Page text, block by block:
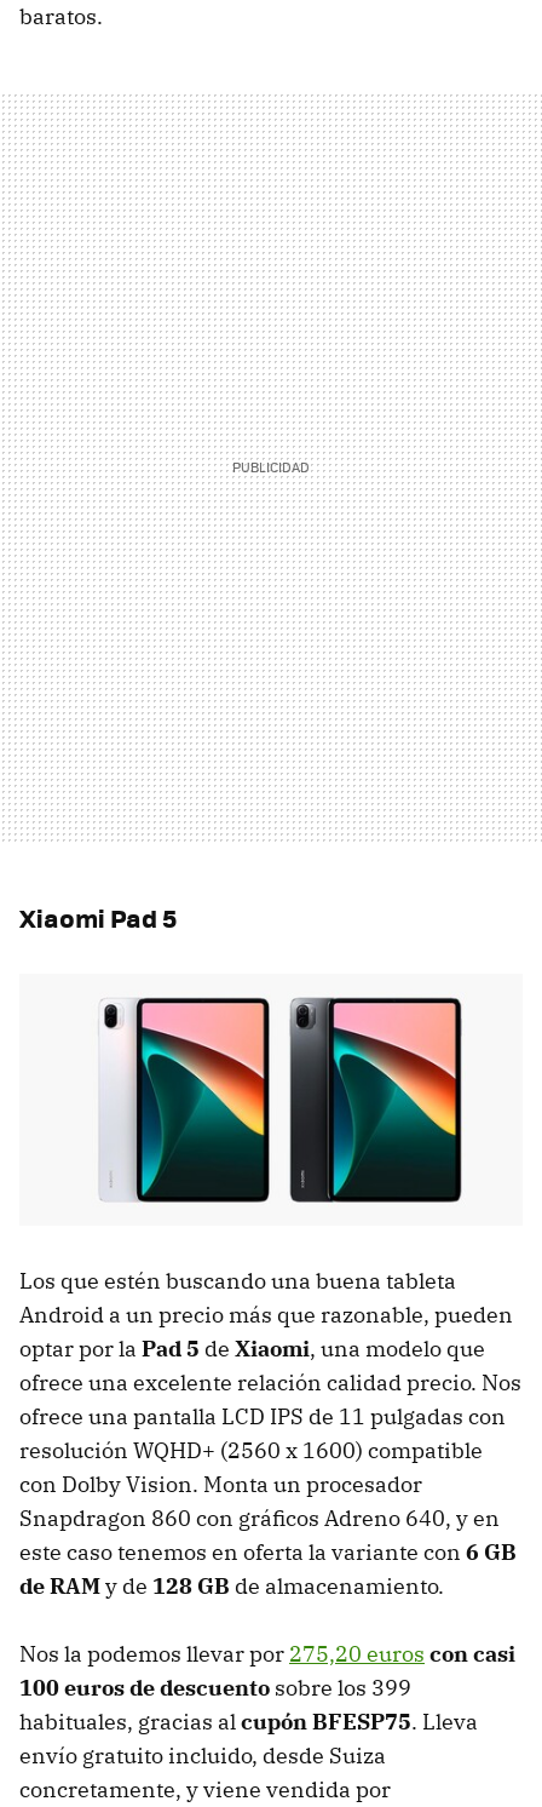
baratos.
Xiaomi Pad 5
Los que estén buscando una buena tableta
Android a un precio más que razonable, pueden
optar por la Pad 5 de Xiaomi, una modelo que
ofrece una excelente relación calidad precio. Nos
ofrece una pantalla LCD IPS de 11 pulgadas con
resolución WQHD+ (2560 x 1600) compatible
con Dolby Vision. Monta un procesador
Snapdragon 860 con gráficos Adreno 640, y en
este caso tenemos en oferta la variante con 6 GB
de RAMy de 128 GB de almacenamiento.
Nos la podemos llevar por 275,20 euros con casi
100 euros de descuento sobre los 399
habituales, gracias alcupón BFESP75. Lleva
envío gratuito incluido, desde Suiza
concretamente, y viene vendida por